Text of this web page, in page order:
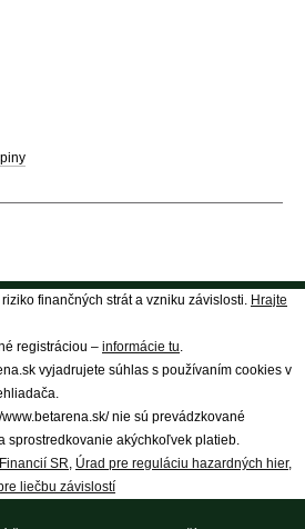
finančných strát a vzniku závislosti. Hrajte
registráciou – informácie tu.
vyjadrujete súhlas s používaním cookies v
nie sú prevádzkované
sprostredkovanie akýchkoľvek platieb.
SR, Úrad pre reguláciu hazardných hier,
liečbu závislostí